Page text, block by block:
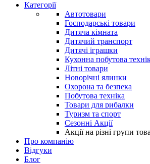
Категорії
Автотовари
Господарські товари
Дитяча кімната
Дитячий транспорт
Дитячі іграшки
Кухонна побутова
Літні товари
Новорічні ялинки
Охорона та безпека
Побутова техніка
Товари для рибалки
Туризм та спорт
Сезонні Акції
Акції на різні групи
Про компанію
Відгуки
Блог